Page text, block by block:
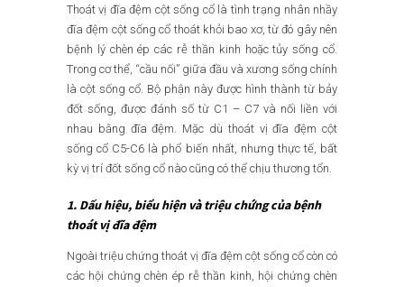
Thoát vị đĩa đệm cột sống cổ là tình trạng nhân nhầy
đĩa đệm cột sống cổ thoát khỏi bao xơ, từ đó gây nên
bệnh lý chèn ép các rễ thần kinh hoặc tủy sống cổ.
Trong cơ thể, “cầu nối” giữa đầu và xương sống chính
là cột sống cổ. Bộ phận này được hình thành từ bảy
đốt sống, được đánh số từ C1 – C7 và nối liền với
nhau bằng đĩa đệm. Mặc dù thoát vị đĩa đệm cột
sống cổ C5-C6 là phổ biến nhất, nhưng thực tế, bất
kỳ vị trí đốt sống cổ nào cũng có thể chịu thương tổn.
1. Dấu hiệu, biểu hiện và triệu chứng của bệnh
thoát vị đĩa đệm
Ngoài triệu chứng thoát vị đĩa đệm cột sống cổ còn có
các hội chứng chèn ép rễ thần kinh, hội chứng chèn